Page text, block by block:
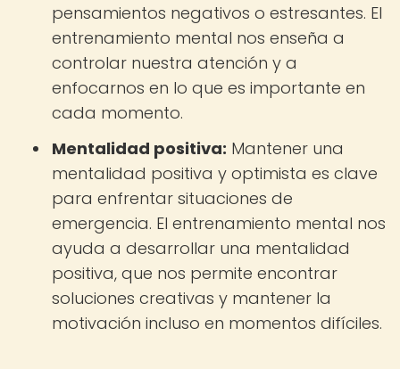
pensamientos negativos o estresantes. El
entrenamiento mental nos enseña a
controlar nuestra atención y a
enfocarnos en lo que es importante en
cada momento.
Mentalidad positiva: Mantener una
mentalidad positiva y optimista es clave
para enfrentar situaciones de
emergencia. El entrenamiento mental nos
ayuda a desarrollar una mentalidad
positiva, que nos permite encontrar
soluciones creativas y mantener la
motivación incluso en momentos difíciles.